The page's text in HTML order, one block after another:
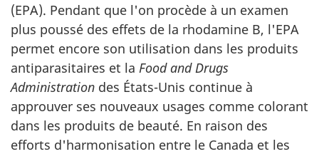
(EPA). Pendant que l'on procède à un examen
plus poussé des effets de la rhodamine B, l'EPA
permet encore son utilisation dans les produits
antiparasitaires et la Food and Drugs
Administration des États-Unis continue à
approuver ses nouveaux usages comme colorant
dans les produits de beauté. En raison des
efforts d'harmonisation entre le Canada et les